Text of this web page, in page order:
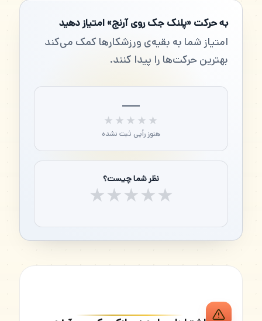
به حرکت «پلنک جک روی آرنج» امتیاز دهید
امتیاز شما به بقیه‌ی ورزشکارها کمک می‌کند
بهترین حرکت‌ها را پیدا کنند.
—
★★★★★
هنوز رأیی ثبت نشده
نظر شما چیست؟
★★★★★